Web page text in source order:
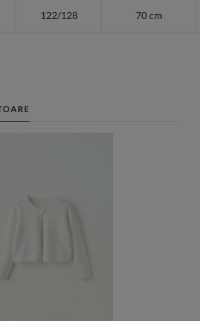
122/128 70 cm